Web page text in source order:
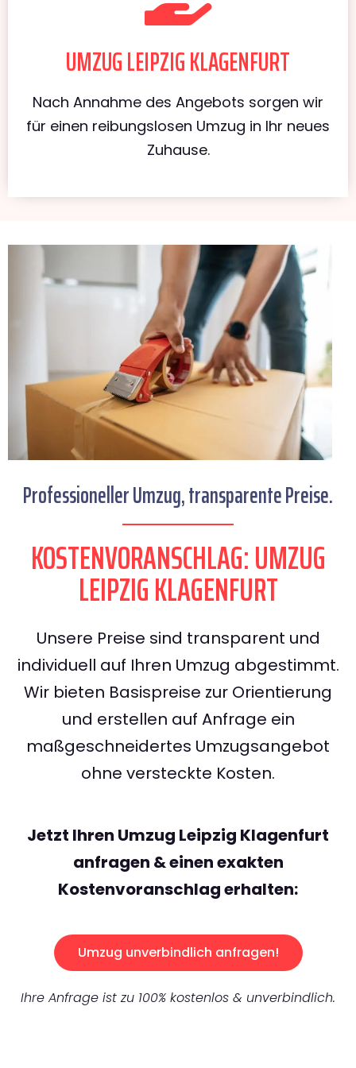
UMZUG LEIPZIG KLAGENFURT
Nach Annahme des Angebots sorgen wir
für einen reibungslosen Umzug in Ihr neues
Zuhause.
Professioneller Umzug, transparente Preise.
KOSTENVORANSCHLAG: UMZUG
LEIPZIG KLAGENFURT
Unsere Preise sind transparent und
individuell auf Ihren Umzug abgestimmt.
Wir bieten Basispreise zur Orientierung
und erstellen auf Anfrage ein
maßgeschneidertes Umzugsangebot
ohne versteckte Kosten.
Jetzt Ihren Umzug Leipzig Klagenfurt
anfragen & einen exakten
Kostenvoranschlag erhalten:
Umzug unverbindlich anfragen!
Ihre Anfrage ist zu 100% kostenlos & unverbindlich.